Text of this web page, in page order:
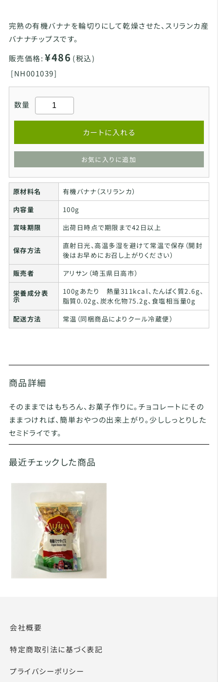
完熟の有機バナナを輪切りにして乾燥させた、スリランカ産
バナナチップスです。
販売価格: ¥486 (税込)
[NH001039]
数量
カートに入れる
お気に入りに追加
原材料名
有機バナナ（スリランカ）
内容量
100g
賞味期限
出荷日時点で期限まで42日以上
保存方法
直射日光、高温多湿を避けて常温で保存（開封
後はお早めにお召し上がりください）
販売者
アリサン（埼玉県日高市）
栄養成分表
示
100gあたり 熱量311kcal、たんぱく質2.6g、
脂質0.02g、炭水化物75.2g、食塩相当量0g
配送方法
常温（同梱商品によりクール冷蔵便）
商品詳細
そのままではもちろん、お菓子作りに。チョコレートにその
ままつければ、簡単おやつの出来上がり。少ししっとりした
セミドライです。
最近チェックした商品
会社概要
特定商取引法に基づく表記
プライバシーポリシー